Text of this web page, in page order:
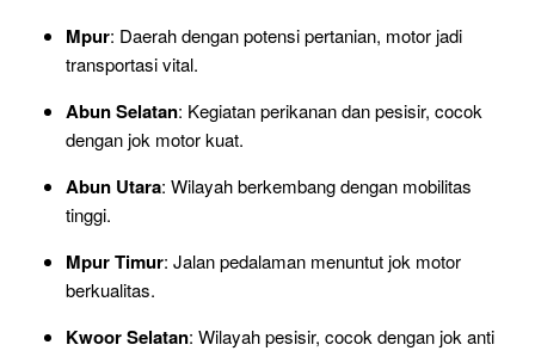
Mpur: Daerah dengan potensi pertanian, motor jadi
transportasi vital.
Abun Selatan: Kegiatan perikanan dan pesisir, cocok
dengan jok motor kuat.
Abun Utara: Wilayah berkembang dengan mobilitas
tinggi.
Mpur Timur: Jalan pedalaman menuntut jok motor
berkualitas.
Kwoor Selatan: Wilayah pesisir, cocok dengan jok anti